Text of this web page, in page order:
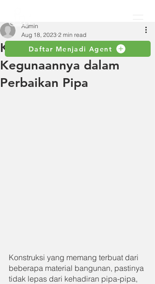
Daftar Menjadi Agent
Kunci Pipa: Fungsi dan
Kegunaannya dalam
Perbaikan Pipa
Admin
Aug 18, 2023 2 min read
Konstruksi yang memang terbuat dari
beberapa material bangunan, pastinya
tidak lepas dari kehadiran pipa-pipa,